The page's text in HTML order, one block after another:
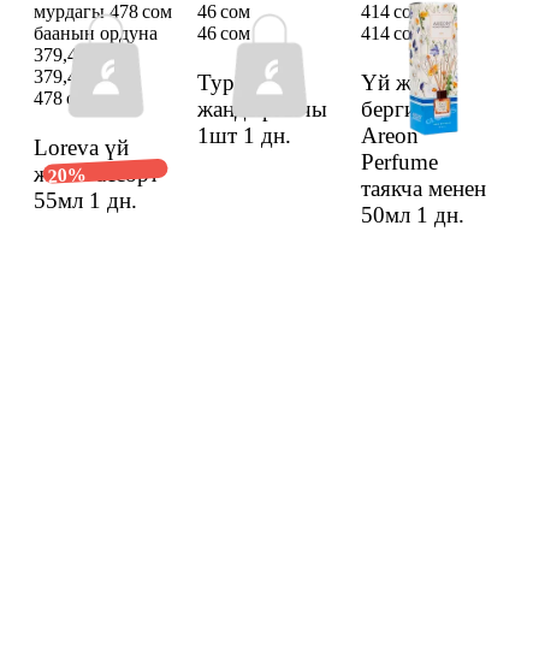
Loreva үй
жыты ассорт
55мл 1 дн.
мурдагы 478 сом
баанын ордуна
379,48 сом
379,48 сом
478 сом
20%
Турбо от
жандыргычы
1шт 1 дн.
46 сом
46 сом
Үй жыт
бергичи
Areon
Perfume
таякча менен
50мл 1 дн.
414 сом
414 сом